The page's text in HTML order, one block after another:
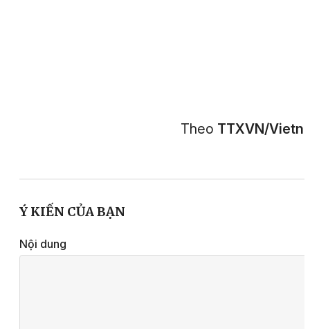
Theo TTXVN/
Ý KIẾN CỦA BẠN
Nội dung